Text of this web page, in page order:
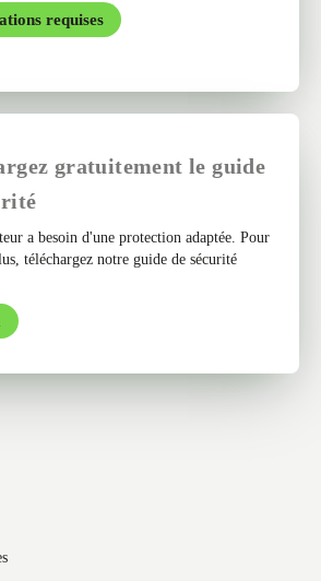
requises
gratuitement le guide
a besoin d'une protection adaptée. Pour
téléchargez notre guide de sécurité